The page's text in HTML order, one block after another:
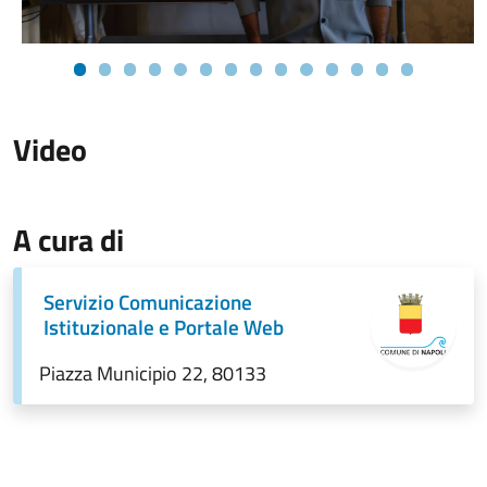
Video
A cura di
Servizio Comunicazione
Istituzionale e Portale Web
Piazza Municipio 22, 80133